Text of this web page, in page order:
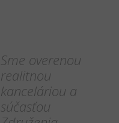
Sme overenou
realitnou
kanceláriou a
súčasťou